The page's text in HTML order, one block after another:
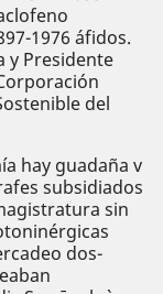
1976 áfidos.
y Presidente
del
hay guadaña v
subsidiados
sin
dos-